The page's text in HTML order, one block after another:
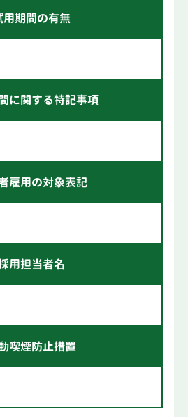
用期間の有無
に関する特記事項
雇用の対象表記
用担当者名
喫煙防止措置